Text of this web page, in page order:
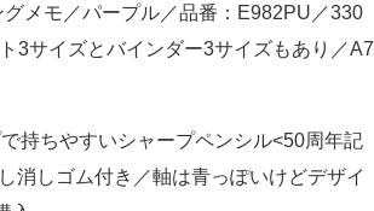
メモ／パープル／品番：E982PU／330
3サイズとバインダー3サイズもあり／A7
持ちやすいシャープペンシル<50周年記
消しゴム付き／軸は青っぽいけどデザイ